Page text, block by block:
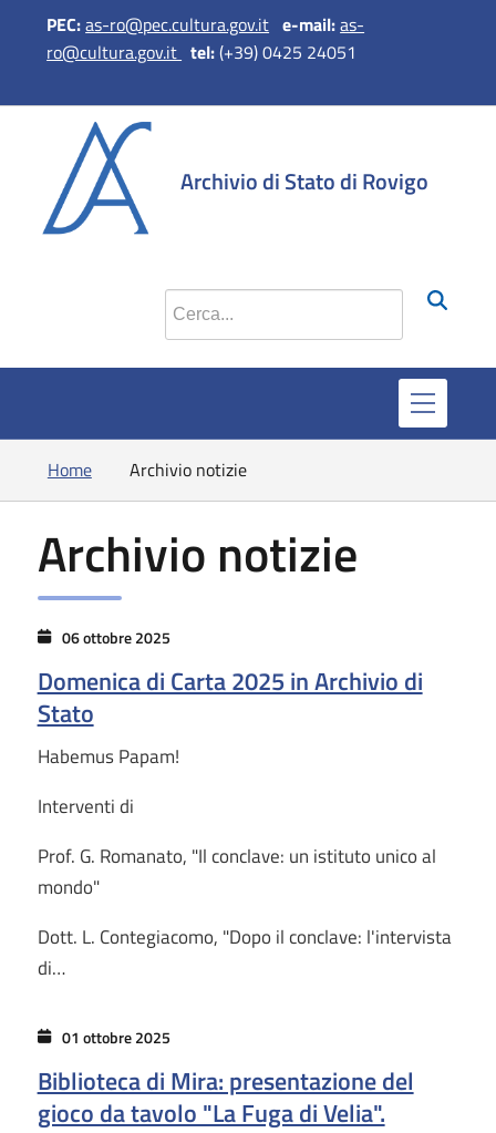
PEC:as-ro@pec.cultura.gov.it e-mail:as-
ro@cultura.gov.it tel:(+39) 0425 24051
Archivio di Stato di Rovigo
Cerca nel sito
Home Archivio notizie
Archivio notizie
06 ottobre 2025
Domenica di Carta 2025 in Archivio di
Stato
Habemus Papam!
Interventi di
Prof. G. Romanato, "Il conclave: un istituto unico al
mondo"
Dott. L. Contegiacomo, "Dopo il conclave: l'intervista
di…
01 ottobre 2025
Biblioteca di Mira: presentazione del
gioco da tavolo "La Fuga di Velia".